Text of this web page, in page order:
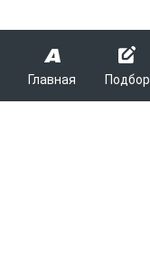
Главная Подбор